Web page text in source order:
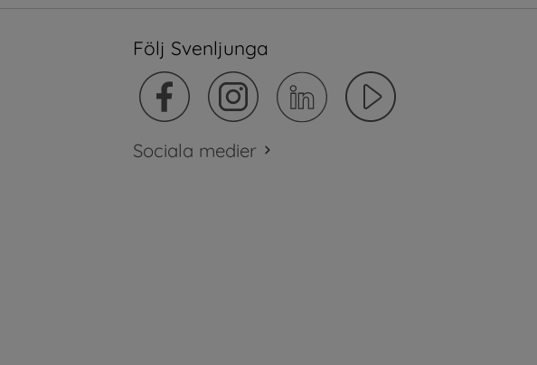
Följ Svenljunga
Sociala medier